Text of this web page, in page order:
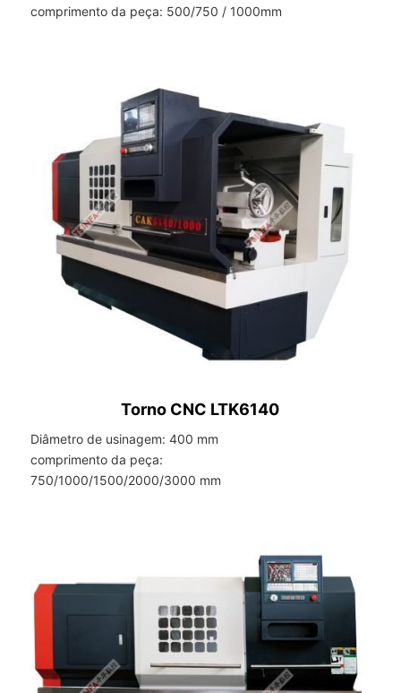
comprimento da peça: 500/750 / 1000mm
Torno CNC LTK6140
Diâmetro de usinagem: 400 mm
comprimento da peça:
750/1000/1500/2000/3000 mm